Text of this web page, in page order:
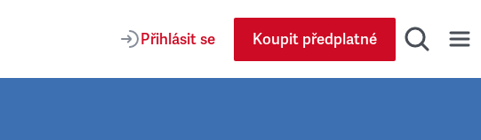
Přihlásit se Koupit předplatné